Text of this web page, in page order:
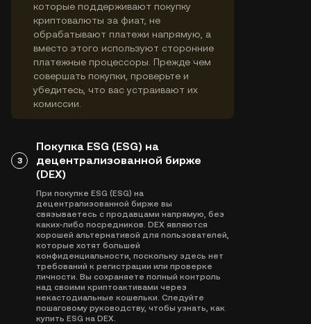
которые поддерживают покупку
криптовалюты за фиат, не
обрабатывают платежи напрямую, а
вместо этого используют сторонние
платежные процессоры. Прежде чем
совершать покупки, проверьте и
убедитесь, что вас устраивают их
комиссии.
3
Покупка ESG (ESG) на
децентрализованной бирже
(DEX)
При покупке ESG (ESG) на
децентрализованной бирже вы
связываетесь с продавцами напрямую, без
каких-либо посредников. DEX являются
хорошей альтернативой для пользователей,
которые хотят большей
конфиденциальности, поскольку здесь нет
требований к регистрации или проверке
личности. Вы сохраняете полный контроль
над своими криптоактивами через
некастодиальные кошельки. Следуйте
пошаговому руководству, чтобы узнать, как
купить ESG на DEX.